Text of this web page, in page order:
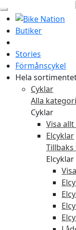
Butiker
Stories
Förmånscykel
Hela
Cyklar
Alla
Cyklar
Visa
Elcyklar
Tillbaks
Elcyklar